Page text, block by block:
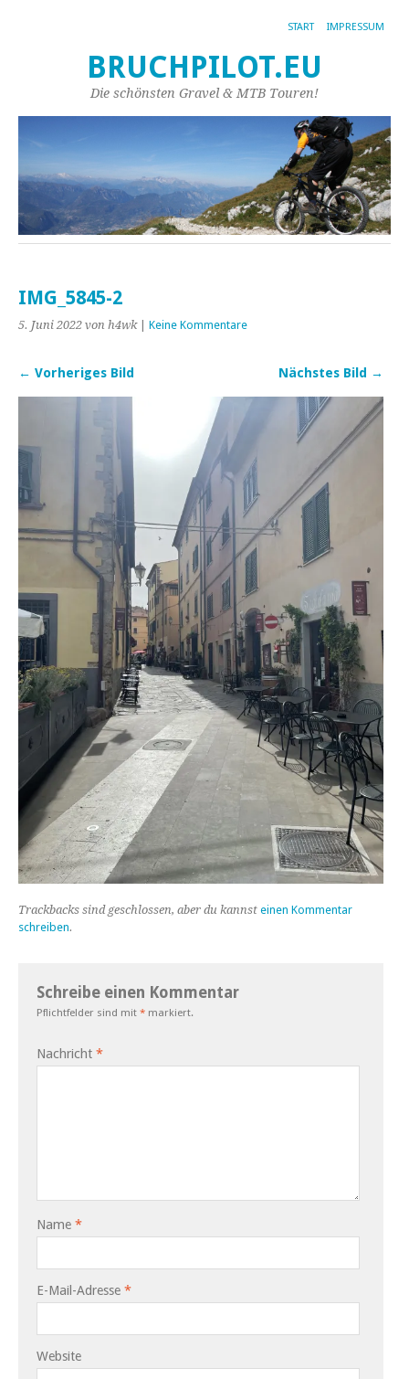
START IMPRESSUM
BRUCHPILOT.EU
Die schönsten Gravel & MTB Touren!
IMG_5845-2
5. Juni 2022 von h4wk| Keine Kommentare
← Vorheriges Bild Nächstes Bild →
Trackbacks sind geschlossen, aber du kannst einen Kommentar
schreiben.
Schreibe einen Kommentar
Pflichtfelder sind mit * markiert.
Nachricht *
Name *
E-Mail-Adresse *
Website